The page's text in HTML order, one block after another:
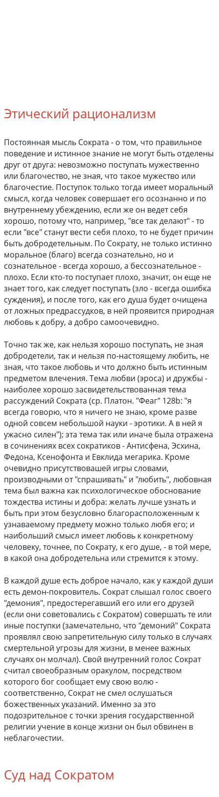
Этический рационализм
Постоянная мысль Сократа - о том, что правильное
поведение и истинное знание не могут быть отделены
друг от друга: невозможно поступать мужественно
или благочество, не зная, что такое мужество или
благочестие. Поступок только тогда имеет моральный
смысл, когда человек совершает его осознанно и по
внутреннему убеждению, если же он ведет себя
хорошо, потому что, например, "все так делают" - то
если "все" станут вести себя плохо, то не будет причин
быть добродетельным. По Сократу, не только истинно
моральное (благо) всегда сознательно, но и
сознательное - всегда хорошо, а бессознательное -
плохо. Если кто-то поступает плохо, значит, он еще не
знает того, как следует поступать (зло - всегда ошибка
суждения), и после того, как его душа будет очищена
от ложных предрассудков, в ней проявится природная
любовь к добру, а добро самоочевидно.
Точно так же, как нельзя хорошо поступать, не зная
добродетели, так и нельзя по-настоящему любить, не
зная, что такое любовь и что должно быть истинным
предметом влечения. Тема любви (эроса) и дружбы -
наиболее хорошо засвидетельствованная тема
рассуждений Сократа (ср. Платон. "Феаг" 128b: "я
всегда говорю, что я ничего не знаю, кроме разве
одной совсем небольшой науки - эротики. А в ней я
ужасно силен"); эта тема так или иначе была отражена
в сочинениях всех сократиков - Антисфена, Эсхина,
Федона, Ксенофонта и Евклида мегарика. Кроме
очевидно присутствовашей игры словами,
производными от "спрашивать" и "любить", любовная
тема был важна как психологическое обоснование
тождества истины и добра: желать лучше узнать и
быть при этом безусловно благорасположенным к
узнаваемому предмету можно только любя его; и
наибольший смысл имеет любовь к конкретному
человеку, точнее, по Сократу, к его душе, - в той мере,
в какой она добродетельна или стремится к этому.
В каждой душе есть доброе начало, как у каждой души
есть демон-покровитель. Сократ слышал голос своего
"демония", предостерегавший его или его друзей
(если они советовались с Сократом) совершать те или
иные поступки (замечательно, что "демоний" Сократа
проявлял свою запретительную силу только в случаях
смертельной угрозы для жизни, в менее важных
случаях он молчал). Свой внутренний голос Сократ
считал своеобразным оракулом, посредством
которого бог сообщает ему свою волю -
соответственно, Сократ не смел ослушаться
божественных указаний. Именно за это
подозрительное с точки зрения государственной
религии учение в конце жизни он был обвинен в
неблагочестии.
Суд над Сократом